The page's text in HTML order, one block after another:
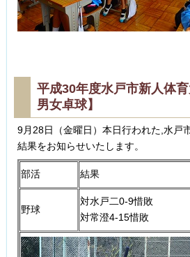
平成30年度水戸市新人体
男女卓球】
9月28日（金曜日）本日行われた,水戸
結果をお知らせいたします。
部活 結果
野球
対水戸二0-9惜敗
対常澄4-15惜敗